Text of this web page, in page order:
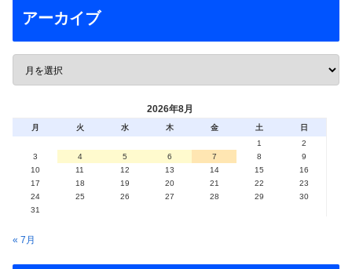
アーカイブ
2026年8月
月 火 水 木 金 土
日
1
2
3
4 5 6 7 8
9
10
11 12 13 14 15
16
17
18 19 20 21 22
23
24
25 26 27 28 29
30
31
« 7月